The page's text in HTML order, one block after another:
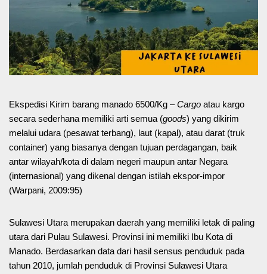
Ekspedisi Kirim barang manado 6500/Kg –Cargo atau kargo
secara sederhana memiliki arti semua (goods) yang dikirim
melalui udara (pesawat terbang), laut (kapal), atau darat (truk
container) yang biasanya dengan tujuan perdagangan, baik
antar wilayah/kota di dalam negeri maupun antar Negara
(internasional) yang dikenal dengan istilah ekspor-impor
(Warpani, 2009:95)
Sulawesi Utara merupakan daerah yang memiliki letak di paling
utara dari Pulau Sulawesi. Provinsi ini memiliki Ibu Kota di
Manado. Berdasarkan data dari hasil sensus penduduk pada
tahun 2010, jumlah penduduk di Provinsi Sulawesi Utara